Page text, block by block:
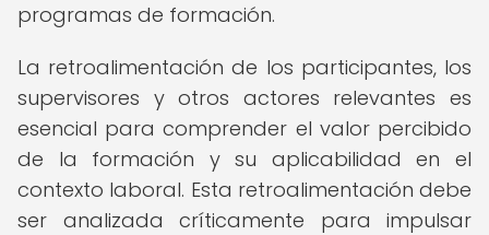
programas de formación.
La retroalimentación de los participantes, los
supervisores y otros actores relevantes es
esencial para comprender el valor percibido
de la formación y su aplicabilidad en el
contexto laboral. Esta retroalimentación debe
ser analizada críticamente para impulsar